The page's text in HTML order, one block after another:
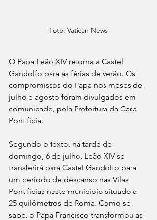
Foto; Vatican News
O Papa Leão XIV retorna a Castel
Gandolfo para as férias de verão. Os
compromissos do Papa nos meses de
julho e agosto foram divulgados em
comunicado, pela Prefeitura da Casa
Pontifícia.
Segundo o texto, na tarde de
domingo, 6 de julho, Leão XIV se
transferirá para Castel Gandolfo para
um período de descanso nas Vilas
Pontifícias neste município situado a
25 quilômetros de Roma. Como se
sabe, o Papa Francisco transformou as